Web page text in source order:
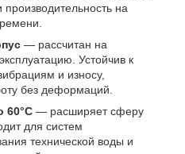
на
— рассчитан на
Устойчив к
и износу,
без деформаций.
60°C — расширяет сферу
для систем
технической воды и